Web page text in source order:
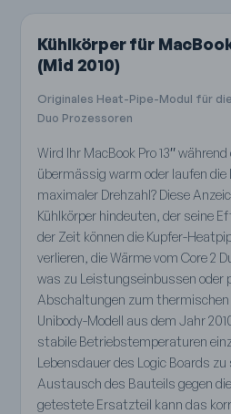
Kühlkörper für
(Mid 2010)
Originales Heat-Pipe-Modul für
Duo Prozessoren
Wird Ihr MacBook Pro 13″
übermässig warm oder laufen
maximaler Drehzahl? Diese
Kühlkörper hindeuten, der seine
der Zeit können die Kupfer-
verlieren, die Wärme vom Core 2
was zu Leistungseinbussen oder
Abschaltungen zum
Unibody-Modell aus dem Jahr
stabile Betriebstemperaturen
Lebensdauer des Logic Boards zu
Austausch des Bauteils gegen
getestete Ersatzteil kann das